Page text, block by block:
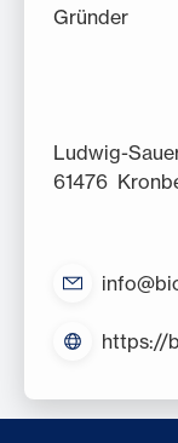
Gründer
Ludwig-
61476
https://